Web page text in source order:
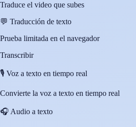
Traduce el video que subes
💬 Traducción de texto
Prueba limitada en el navegador
Transcribir
🎙️ Voz a texto en tiempo real
Convierte la voz a texto en tiempo real
🎧 Audio a texto